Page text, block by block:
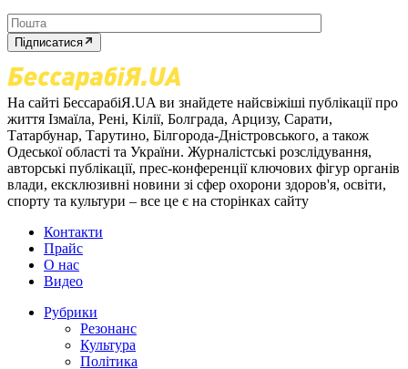
Підписатися
На сайті БессарабіЯ.UA ви знайдете найсвіжіші публікації про
життя Ізмаїла, Рені, Кілії, Болграда, Арцизу, Сарати,
Татарбунар, Тарутино, Білгорода-Дністровського, а також
Одеської області та України. Журналістські розслідування,
авторські публікації, прес-конференції ключових фігур органів
влади, ексклюзивні новини зі сфер охорони здоров'я, освіти,
спорту та культури – все це є на сторінках сайту
Контакти
Прайс
О нас
Видео
Рубрики
Резонанс
Культура
Політика